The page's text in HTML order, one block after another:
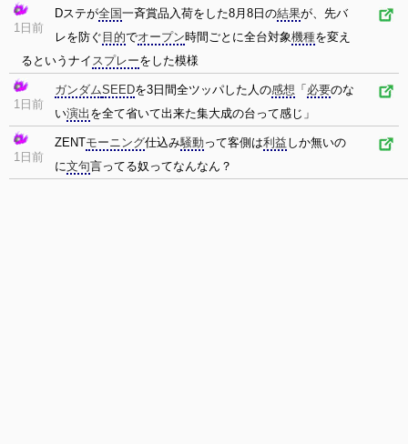
1日前
Dステが全国一斉賞品入荷をした8月8日の結果が、先バ
レを防ぐ 目的でオープン時間ごとに全台対象機種を変え
るというナイ スプレーをした模様
1日前
ガンダムSEEDを3日間全ツッパした人の感想 「 必要のな
い演出 を全て省いて出来た集大成の台って感じ」
1日前
ZENTモーニング仕込み騒動 って客側は利益 しか無いの
に文句言ってる奴ってなんなん？